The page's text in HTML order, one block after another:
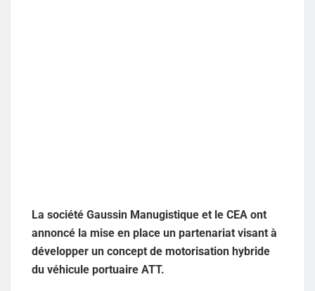
La société Gaussin Manugistique et le CEA ont
annoncé la mise en place un partenariat visant à
développer un concept de motorisation hybride
du véhicule portuaire ATT.